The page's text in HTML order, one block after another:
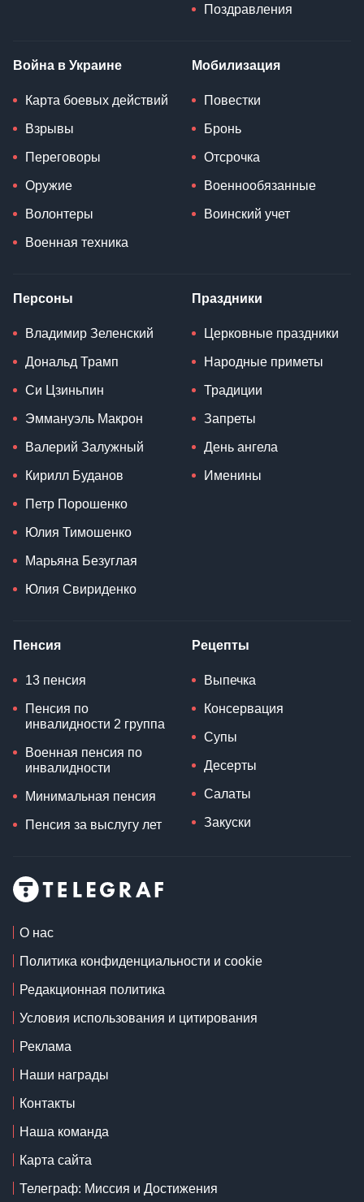
Поздравления
Война в Украине
Карта боевых действий
Взрывы
Переговоры
Оружие
Волонтеры
Военная техника
Мобилизация
Повестки
Бронь
Отсрочка
Военнообязанные
Воинский учет
Персоны
Владимир Зеленский
Дональд Трамп
Си Цзиньпин
Эммануэль Макрон
Валерий Залужный
Кирилл Буданов
Петр Порошенко
Юлия Тимошенко
Марьяна Безуглая
Юлия Свириденко
Праздники
Церковные праздники
Народные приметы
Традиции
Запреты
День ангела
Именины
Пенсия
13 пенсия
Пенсия по
инвалидности 2 группа
Военная пенсия по
инвалидности
Минимальная пенсия
Пенсия за выслугу лет
Рецепты
Выпечка
Консервация
Супы
Десерты
Салаты
Закуски
О нас
Политика конфиденциальности и cookie
Редакционная политика
Условия использования и цитирования
Реклама
Наши награды
Контакты
Наша команда
Карта сайта
Телеграф: Миссия и Достижения